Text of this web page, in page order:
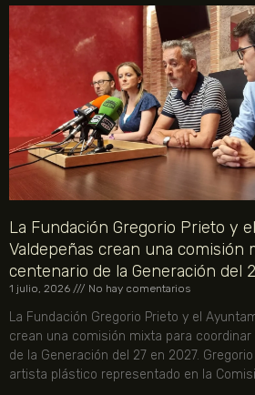
La Fundación Gregorio Prieto y
Valdepeñas crean una comisión
centenario de la Generación del
1 julio, 2026 No hay comentarios
La Fundación Gregorio Prieto y el
crean una comisión mixta para
de la Generación del 27 en 2027.
artista plástico representado en la